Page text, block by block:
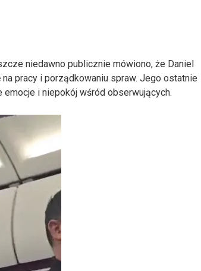
niedawno publicznie mówiono, że Daniel
pracy i porządkowaniu spraw. Jego ostatnie
i niepokój wśród obserwujących.